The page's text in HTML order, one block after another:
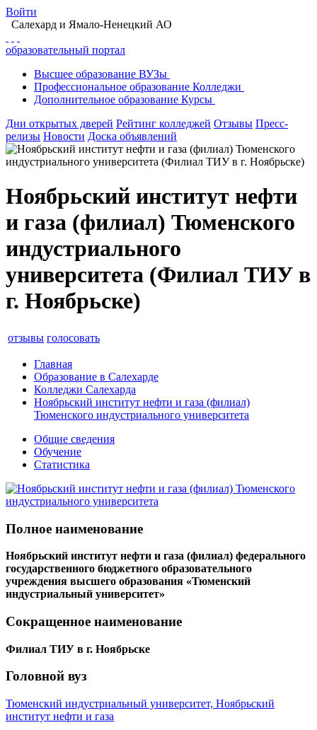
Войти
Салехард и Ямало-Ненецкий АО
образовательный портал
Высшее образование ВУЗы
Профессиональное образование Колледжи
Дополнительное образование Курсы
Дни открытых дверей Рейтинг колледжей Отзывы Пресс-
релизы Новости Доска объявлений
Ноябрьский институт нефти
и газа (филиал) Тюменского
индустриального
университета (Филиал ТИУ в
г. Ноябрьске)
отзывы голосовать
Главная
Образование в Салехарде
Колледжи Салехарда
Ноябрьский институт нефти и газа (филиал)
Тюменского индустриального университета
Общие сведения
Обучение
Статистика
Полное наименование
Ноябрьский институт нефти и газа (филиал) федерального
государственного бюджетного образовательного
учреждения высшего образования «Тюменский
индустриальный университет»
Сокращенное наименование
Филиал ТИУ в г. Ноябрьске
Головной вуз
Тюменский индустриальный университет, Ноябрьский
институт нефти и газа